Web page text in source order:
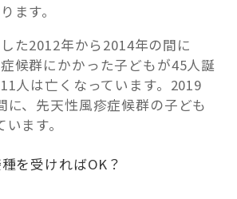
ます。
た2012年から2014年の間に
候群にかかった子どもが45人誕
人は亡くなっています。2019
に、先天性風疹症候群の子ども
ます。
を受ければOK？